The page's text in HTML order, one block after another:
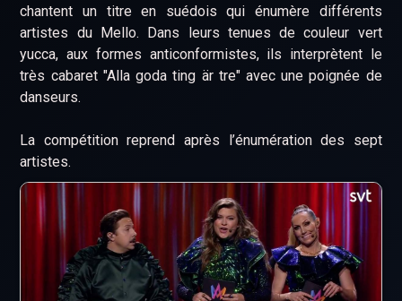
chantent un titre en suédois qui énumère différents
artistes du Mello. Dans leurs tenues de couleur vert
yucca, aux formes anticonformistes, ils interprètent le
très cabaret "Alla goda ting är tre" avec une poignée de
danseurs.
La compétition reprend après l’énumération des sept
artistes.